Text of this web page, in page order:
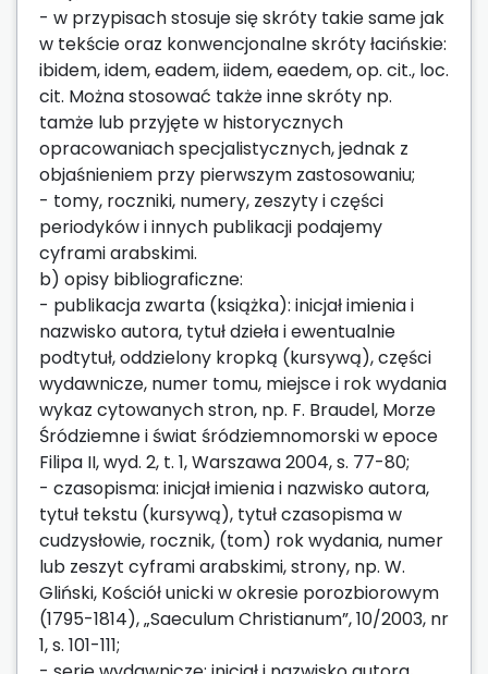
- w przypisach stosuje się skróty takie same jak
w tekście oraz konwencjonalne skróty łacińskie:
ibidem, idem, eadem, iidem, eaedem, op. cit., loc.
cit. Można stosować także inne skróty np.
tamże lub przyjęte w historycznych
opracowaniach specjalistycznych, jednak z
objaśnieniem przy pierwszym zastosowaniu;
- tomy, roczniki, numery, zeszyty i części
periodyków i innych publikacji podajemy
cyframi arabskimi.
b) opisy bibliograficzne:
- publikacja zwarta (książka): inicjał imienia i
nazwisko autora, tytuł dzieła i ewentualnie
podtytuł, oddzielony kropką (kursywą), części
wydawnicze, numer tomu, miejsce i rok wydania
wykaz cytowanych stron, np. F. Braudel, Morze
Śródziemne i świat śródziemnomorski w epoce
Filipa II, wyd. 2, t. 1, Warszawa 2004, s. 77-80;
- czasopisma: inicjał imienia i nazwisko autora,
tytuł tekstu (kursywą), tytuł czasopisma w
cudzysłowie, rocznik, (tom) rok wydania, numer
lub zeszyt cyframi arabskimi, strony, np. W.
Gliński, Kościół unicki w okresie porozbiorowym
(1795-1814), „Saeculum Christianum”, 10/2003, nr
1, s. 101-111;